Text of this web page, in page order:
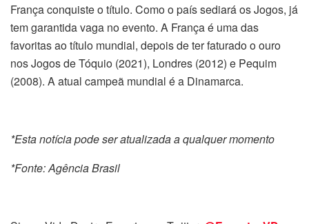
França conquiste o título. Como o país sediará os Jogos, já
tem garantida vaga no evento. A França é uma das
favoritas ao título mundial, depois de ter faturado o ouro
nos Jogos de Tóquio (2021), Londres (2012) e Pequim
(2008). A atual campeã mundial é a Dinamarca.
*Esta notícia pode ser atualizada a qualquer momento
*Fonte: Agência Brasil